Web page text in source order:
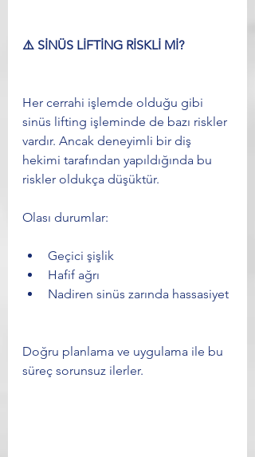
⚠️ SİNÜS LİFTİNG RİSKLİ Mİ?
Her cerrahi işlemde olduğu gibi
sinüs lifting işleminde de bazı riskler
vardır. Ancak deneyimli bir diş
hekimi tarafından yapıldığında bu
riskler oldukça düşüktür.
Olası durumlar:
Geçici şişlik
Hafif ağrı
Nadiren sinüs zarında hassasiyet
Doğru planlama ve uygulama ile bu
süreç sorunsuz ilerler.